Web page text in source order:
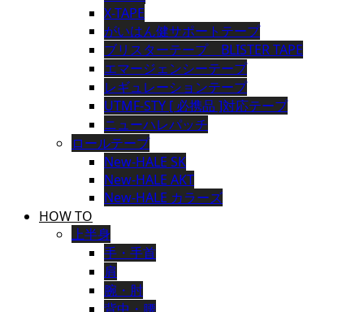
X-TAPE
がいはん健サポートテープ
ブリスターテープ BLISTER TAPE
エマージェンシーテープ
レギュレーションテープ
UTMF-STY [ 必携品 ]対応テープ
ニューハレパッチ
ロールテープ
New-HALE SK
New-HALE AKT
New-HALE カラーズ
HOW TO
上半身
手・手首
肩
腕・肘